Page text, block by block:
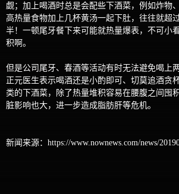
觑；加上喝酒时总是会配些下酒菜，例如炸物
高热量食物加上几杯黄汤一起下肚，往往就超
半！一顿尾牙餐下来可能就热量爆表，不可小
积啊。
但是公司尾牙、春酒等活动有时无法避免喝上
正元医生表示喝酒还是小酌即可、切莫追酒贪
类的下酒菜，除了热量堆积容易在腰腹之间囤
脏影响也大，进一步造成脂肪肝等危机。
新闻来源： https://www.nownews.com/news/